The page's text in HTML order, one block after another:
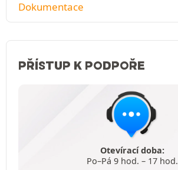
Dokumentace
PŘÍSTUP K PODPOŘE
Otevírací doba:
Po–Pá 9 hod. – 17 hod.